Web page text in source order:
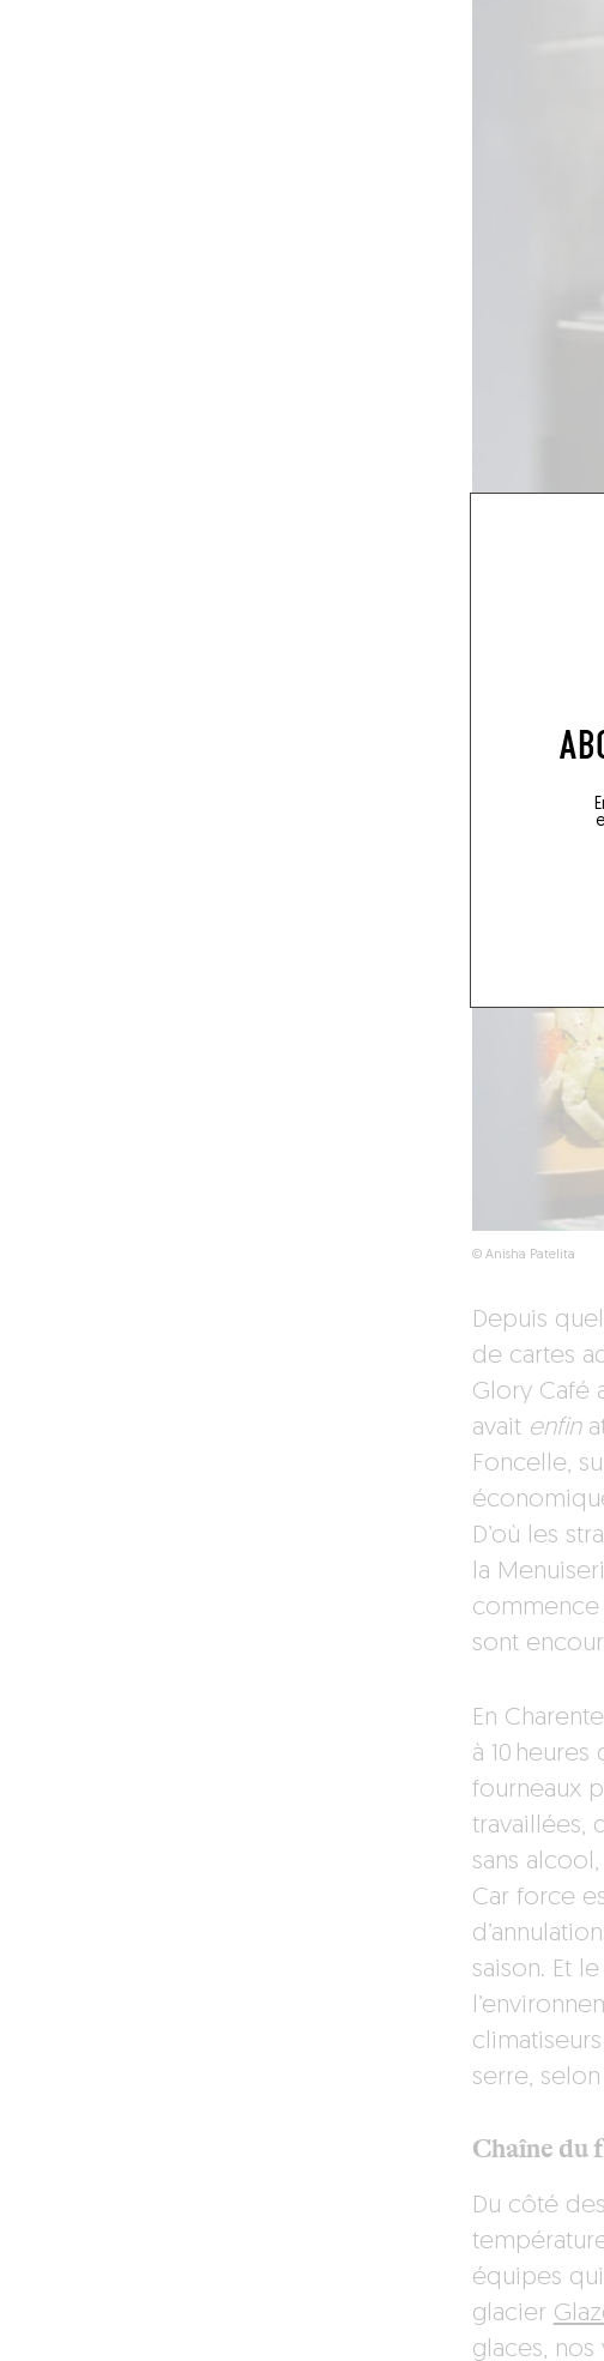
© Anisha Patelita
Depuis
de cartes
Glory Café
avait enfin
Foncelle,
D’où les
la
commence
sont
En
à 10
fourneaux
travaillées,
sans
Car force
saison. Et
serre, selon
Chaîne du
Du côté
équipes
glacier
glaces,